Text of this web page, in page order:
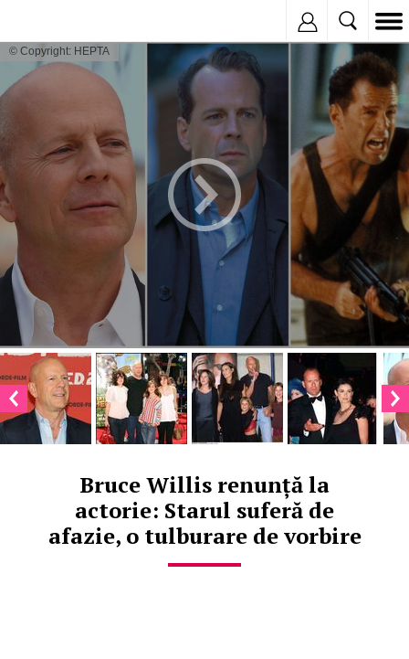
© Copyright: HEPTA
Bruce Willis renunță la
actorie: Starul suferă de
afazie, o tulburare de vorbire